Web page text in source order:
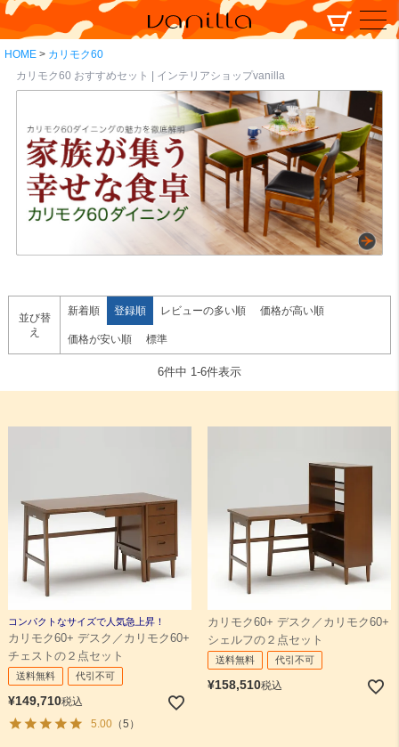
HOME
カリモク60
カリモク60 おすすめセット | インテリアショップvanilla
並び替
え
新着順 登録順 レビューの多い順 価格が高い順
価格が安い順 標準
6件中 1 -6件表示
コンパクトなサイズで人気急上昇！
カリモク60+ デスク／カリモク60+
チェストの２点セット
送料無料 代引不可
¥149,710税込
5.00（5）
カリモク60+ デスク／カリモク60+
シェルフの２点セット
送料無料 代引不可
¥158,510税込